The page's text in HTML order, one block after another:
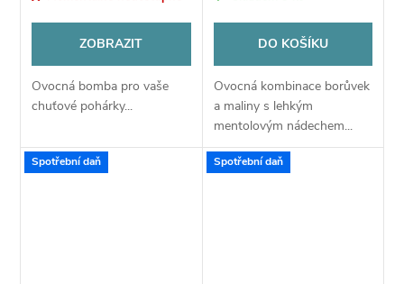
ZOBRAZIT
Ovocná bomba pro vaše
chuťové pohárky...
DO KOŠÍKU
Ovocná kombinace borůvek
a maliny s lehkým
mentolovým nádechem...
Spotřební daň Spotřební daň